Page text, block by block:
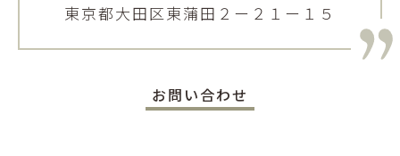
東京都大田区東蒲田２ー２１ー１５
お問い合わせ